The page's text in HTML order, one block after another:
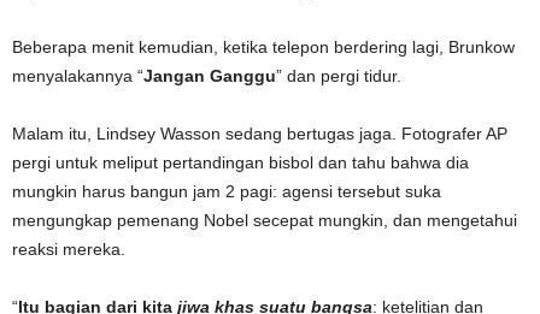
Beberapa menit kemudian, ketika telepon berdering lagi, Brunkow
menyalakannya “Jangan Ganggu” dan pergi tidur.
Malam itu, Lindsey Wasson sedang bertugas jaga. Fotografer AP
pergi untuk meliput pertandingan bisbol dan tahu bahwa dia
mungkin harus bangun jam 2 pagi: agensi tersebut suka
mengungkap pemenang Nobel secepat mungkin, dan mengetahui
reaksi mereka.
“Itu bagian dari kita jiwa khas suatu bangsa: ketelitian dan